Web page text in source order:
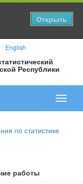
Открыть
English
Республики
меню
по статистике
работы